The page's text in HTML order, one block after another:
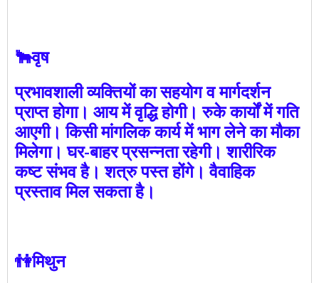
🐂वृष
प्रभावशाली व्यक्तियों का सहयोग व मार्गदर्शन
प्राप्त होगा। आय में वृद्धि होगी। रुके कार्यों में गति
आएगी। किसी मांगलिक कार्य में भाग लेने का मौका
मिलेगा। घर-बाहर प्रसन्नता रहेगी। शारीरिक
कष्ट संभव है। शत्रु पस्त होंगे। वैवाहिक
प्रस्ताव मिल सकता है।
👫मिथुन